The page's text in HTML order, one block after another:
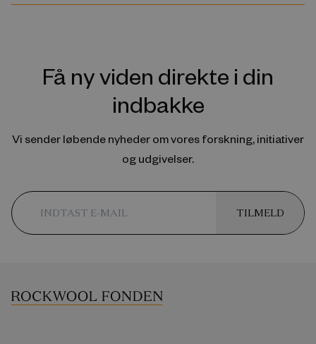
Få ny viden direkte i din
indbakke
Vi sender løbende nyheder om vores forskning, initiativer
og udgivelser.
TILMELD